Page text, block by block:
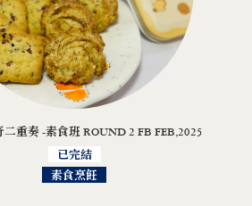
重奏 -素食班 ROUND 2 FB FEB,2025
已完結
素食烹飪